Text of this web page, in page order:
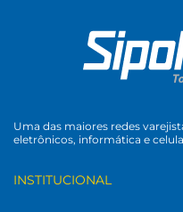
Uma das maiores redes
eletrônicos, informática e
INSTITUCIONAL